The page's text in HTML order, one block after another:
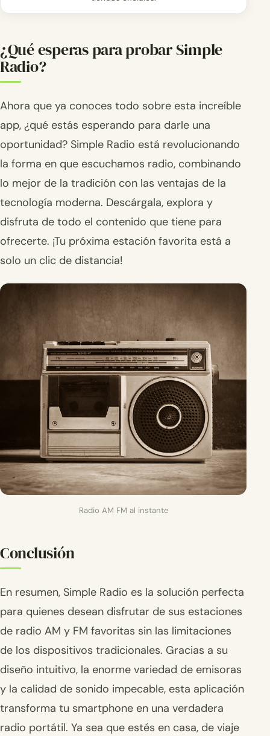
¿Qué esperas para probar Simple
Radio?
Ahora que ya conoces todo sobre esta increíble
app, ¿qué estás esperando para darle una
oportunidad? Simple Radio está revolucionando
la forma en que escuchamos radio, combinando
lo mejor de la tradición con las ventajas de la
tecnología moderna. Descárgala, explora y
disfruta de todo el contenido que tiene para
ofrecerte. ¡Tu próxima estación favorita está a
solo un clic de distancia!
Radio AM FM al instante
Conclusión
En resumen, Simple Radio es la solución perfecta
para quienes desean disfrutar de sus estaciones
de radio AM y FM favoritas sin las limitaciones
de los dispositivos tradicionales. Gracias a su
diseño intuitivo, la enorme variedad de emisoras
y la calidad de sonido impecable, esta aplicación
transforma tu smartphone en una verdadera
radio portátil. Ya sea que estés en casa, de viaje